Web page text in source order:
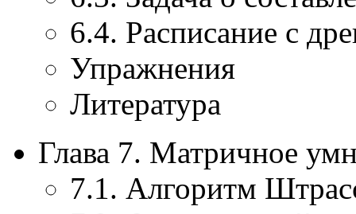
6.4. Расписание с
Упражнения
Литература
Глава 7. Матричное
7.1. Алгоритм